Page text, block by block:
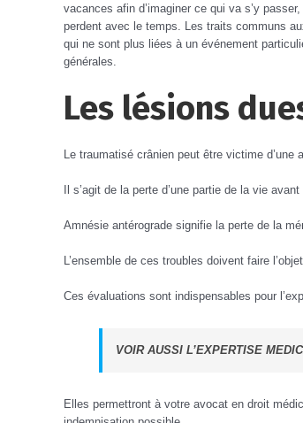
vacances afin d’imaginer ce qui va s’y
perdent avec le temps. Les traits communs
qui ne sont plus liées à un événement
générales.
Les lésions
Le traumatisé crânien peut être victime d’une
Il s’agit de la perte d’une partie de la vie
Amnésie antérograde signifie la perte de la
L’ensemble de ces troubles doivent faire
Ces évaluations sont indispensables pour
VOIR AUSSI L’EXPERTISE
Elles permettront à votre avocat en droit